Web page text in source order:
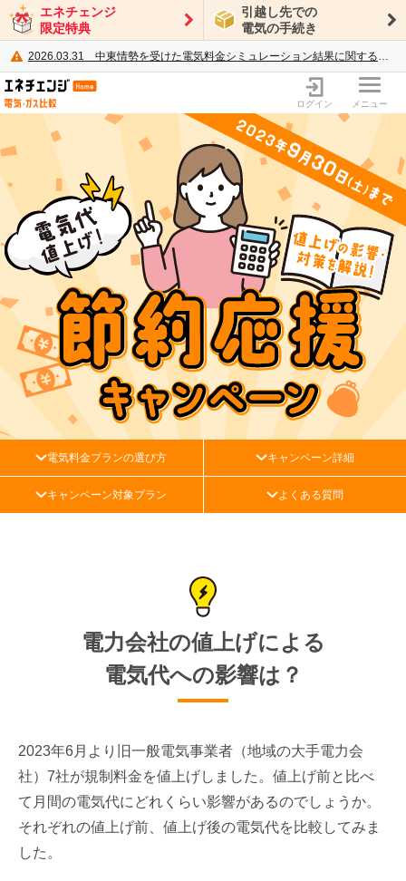
エネチェンジ
限定特典
引越し先での
電気の手続き
2026.03.31 中東情勢を受けた電気料金シミュレーション結果に関するご案内
電力・ガス比較サイト エネチェンジ
ログイン メニュー
電気料金プランの選び方 キャンペーン詳細
キャンペーン対象プラン よくある質問
電力会社の値上げによる
電気代への影響は？
2023年6月より旧一般電気事業者（地域の大手電力会
社）7社が規制料金を値上げしました。値上げ前と比べ
て月間の電気代にどれくらい影響があるのでしょうか。
それぞれの値上げ前、値上げ後の電気代を比較してみま
した。